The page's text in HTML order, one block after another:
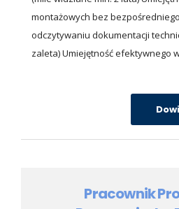
montażowych bez
odczytywaniu dokumentacji
zaleta) Umiejętność efektywnego
Pracownik